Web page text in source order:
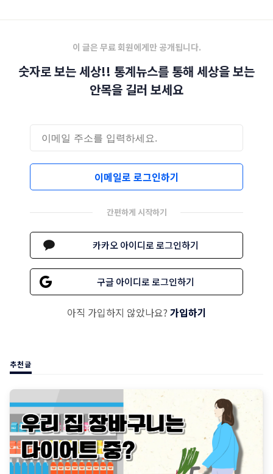
이 글은 무료 회원에게만 공개됩니다.
숫자로 보는 세상!! 통계뉴스를 통해 세상을 보는
안목을 길러 보세요
이메일로 로그인하기
간편하게 시작하기
카카오 아이디로 로그인하기
구글 아이디로 로그인하기
아직 가입하지 않았나요? 가입하기
추천글